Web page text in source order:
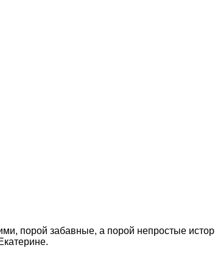
порой забавные, а порой непростые